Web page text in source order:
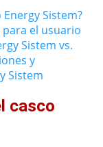
Sistem?
para el usuario
Sistem vs.
y
Sistem
casco